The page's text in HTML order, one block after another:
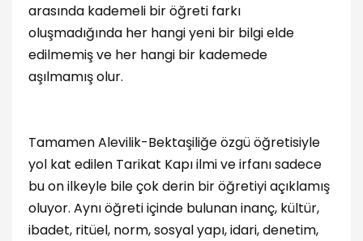
arasında kademeli bir öğreti farkı
oluşmadığında her hangi yeni bir bilgi elde
edilmemiş ve her hangi bir kademede
aşılmamış olur.
Tamamen Alevilik-Bektaşiliğe özgü öğretisiyle
yol kat edilen Tarikat Kapı ilmi ve irfanı sadece
bu on ilkeyle bile çok derin bir öğretiyi açıklamış
oluyor. Aynı öğreti içinde bulunan inanç, kültür,
ibadet, ritüel, norm, sosyal yapı, idari, denetim,